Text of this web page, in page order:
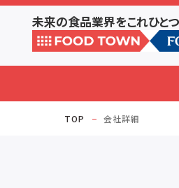
未来の食品業界をこれひと
TOP 会社詳細